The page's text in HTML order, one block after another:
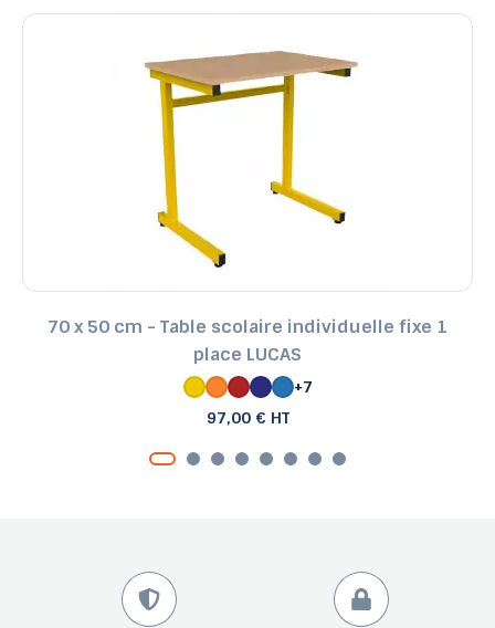
70 x 50 cm - Table scolaire individuelle fixe 1
place LUCAS
+7
97,00 € HT